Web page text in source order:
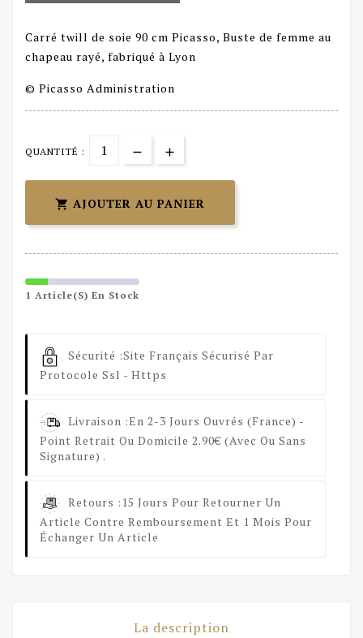
Carré twill de soie 90 cm Picasso, Buste de femme au
chapeau rayé, fabriqué à Lyon
© Picasso Administration
QUANTITÉ :
 AJOUTER AU PANIER
1 Article(s) En Stock
Sécurité :Site Français Sécurisé Par
Protocole Ssl - Https
Livraison :En 2-3 Jours Ouvrés (France) -
Point Retrait Ou Domicile 2.90€ (avec Ou Sans
Signature) .
Retours : 15 Jours Pour Retourner Un
Article Contre Remboursement Et 1 Mois Pour
Échanger Un Article
La description